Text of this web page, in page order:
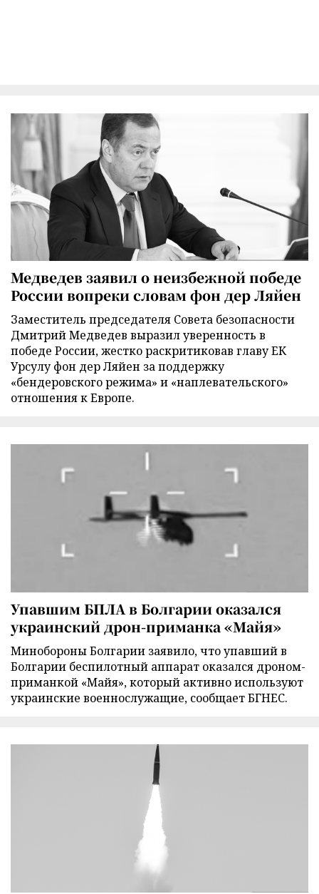
Медведев заявил о неизбежной победе
России вопреки словам фон дер Ляйен
Заместитель председателя Совета безопасности
Дмитрий Медведев выразил уверенность в
победе России, жестко раскритиковав главу ЕК
Урсулу фон дер Ляйен за поддержку
«бендеровского режима» и «наплевательского»
отношения к Европе.
Упавшим БПЛА в Болгарии оказался
украинский дрон-приманка «Майя»
Минобороны Болгарии заявило, что упавший в
Болгарии беспилотный аппарат оказался дроном-
приманкой «Майя», который активно используют
украинские военнослужащие, сообщает БГНЕС.